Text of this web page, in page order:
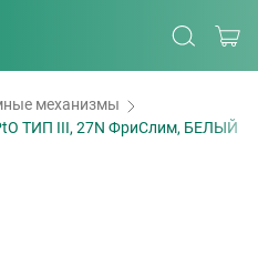
механизмы
ТИП III, 27N ФриСлим, БЕЛЫЙ